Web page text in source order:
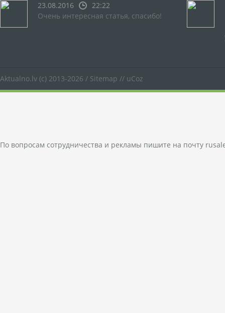
23.08.2016
22:22
Очень интересная статья, спасибо!
Aktualno.lv (c) 2013-2026 / Sitemap // uCoz
По вопросам сотрудничества и рекламы пишите на почту